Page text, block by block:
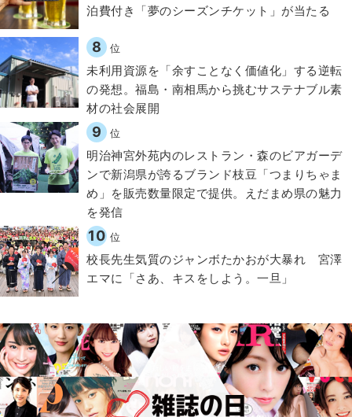
泊費付き「夢のシーズンチケット」が当たる
8 位
​​未利用資源を「余すことなく価値化」する逆転
の発想。福島・南相馬から挑むサステナブル素
材の社会展開​
9 位
明治神宮外苑内のレストラン・森のビアガーデ
ンで新潟県が誇るブランド枝豆「つまりちゃま
め」を販売数量限定で提供。えだまめ県の魅力
を発信
10 位
校長先生気質のジャンボたかおが大暴れ 宮澤
エマに「さあ、キスをしよう。一旦」